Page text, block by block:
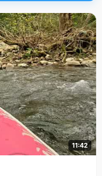
11:42